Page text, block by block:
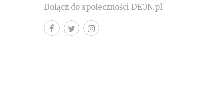
Dołącz do społeczności DEON.pl